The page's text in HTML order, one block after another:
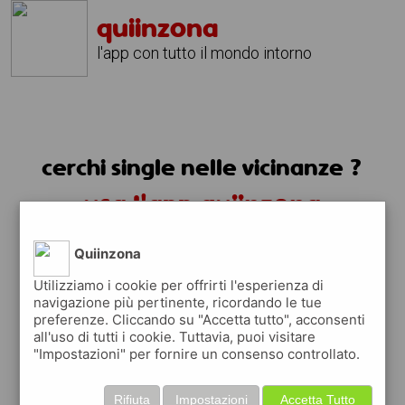
quiinzona
l'app con tutto il mondo intorno
cerchi single nelle vicinanze ?
usa l'app quiinzona
Quiinzona
Utilizziamo i cookie per offrirti l'esperienza di
navigazione più pertinente, ricordando le tue
preferenze. Cliccando su "Accetta tutto", acconsenti
all'uso di tutti i cookie. Tuttavia, puoi visitare
"Impostazioni" per fornire un consenso controllato.
Accetta Tutto
Impostazioni
Rifiuta